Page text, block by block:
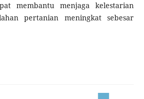
membantu menjaga kelestarian
pertanian meningkat sebesar